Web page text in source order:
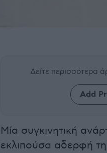
Δείτε περισσότερα
Add
Μία συγκινητική
εκλιπούσα αδερφή